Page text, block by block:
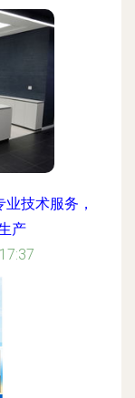
技术服务，
产